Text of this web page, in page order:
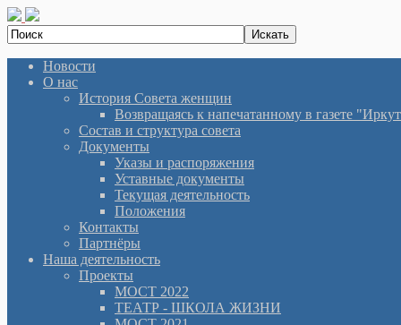
Новости
О нас
История Cовета женщин
Возвращаясь к напечатанному в газете
Состав и структура совета
Документы
Указы и распоряжения
Уставные документы
Текущая деятельность
Положения
Контакты
Партнёры
Наша деятельность
Проекты
МОСТ 2022
ТЕАТР - ШКОЛА ЖИЗНИ